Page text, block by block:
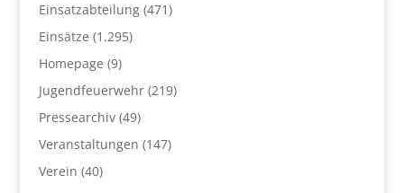
Einsatzabteilung(471)
Einsätze (1.295)
Homepage (9)
Jugendfeuerwehr(219)
Pressearchiv(49)
Veranstaltungen (147)
Verein (40)